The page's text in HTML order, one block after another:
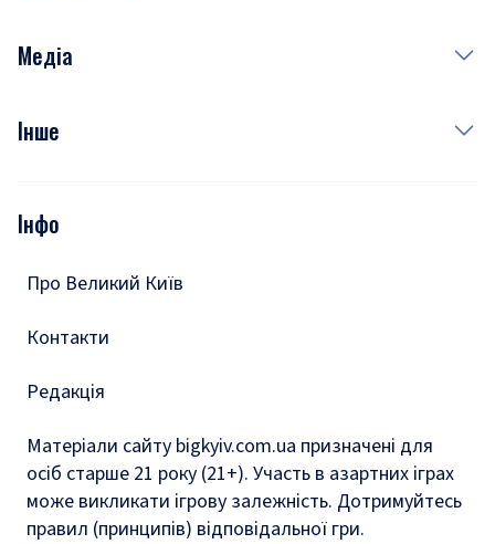
Рецепти
Медіа
Фото
Подкасти
Інше
Тести
Інфо
Про Великий Київ
Контакти
Редакція
Матеріали сайту bigkyiv.com.ua призначені для
осіб старше 21 року (21+). Участь в азартних іграх
може викликати ігрову залежність. Дотримуйтесь
правил (принципів) відповідальної гри.